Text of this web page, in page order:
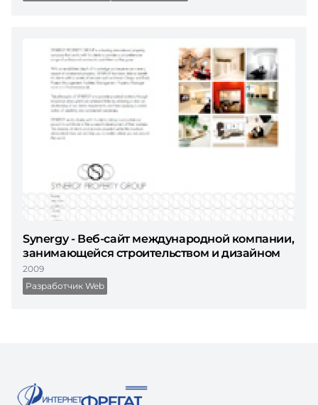
Synergy - Веб-сайт международной компании,
занимающейся строительством и дизайном
2009
Разработчик Web